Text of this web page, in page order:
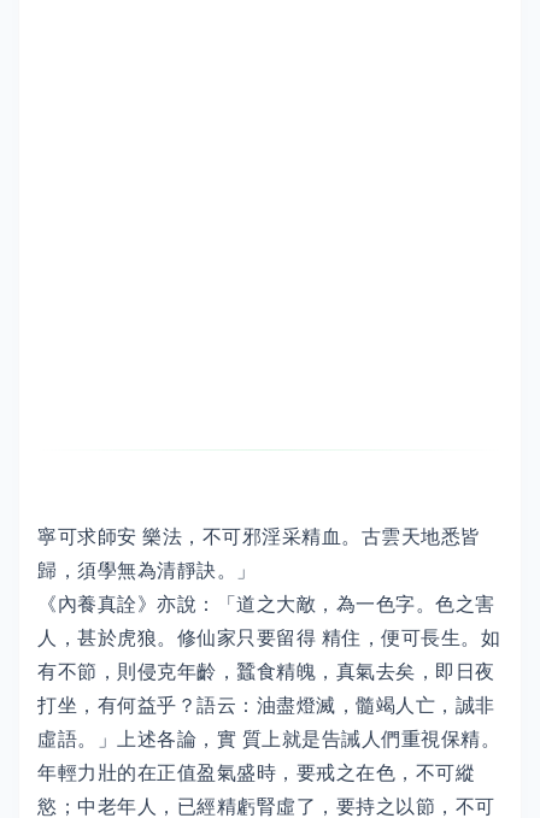
寧可求師安 樂法，不可邪淫采精血。古雲天地悉皆
歸，須學無為清靜訣。」
《內養真詮》亦說：「道之大敵，為一色字。色之害
人，甚於虎狼。修仙家只要留得 精住，便可長生。如
有不節，則侵克年齡，蠶食精魄，真氣去矣，即日夜
打坐，有何益乎？語云：油盡燈滅，髓竭人亡，誠非
虛語。」上述各論，實 質上就是告誡人們重視保精。
年輕力壯的在正值盈氣盛時，要戒之在色，不可縱
慾；中老年人，已經精虧腎虛了，要持之以節，不可